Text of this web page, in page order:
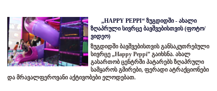
„HAPPY PEPPI“ ზუგდიდში - ახალი
ზღაპრული სივრცე ბავშვებისთვის (ფოტო/
ვიდეო)
ზუგდიდში ბავშვებისთვის განსაკუთრებული
სივრცე „Happy Peppi” გაიხსნა. ახალ
გასართობ ცენტრში პატარებს ზღაპრული
სამყაროს გმირები, ფერადი ატრაქციონები
და მრავალფეროვანი აქტივობები ელოდებათ.